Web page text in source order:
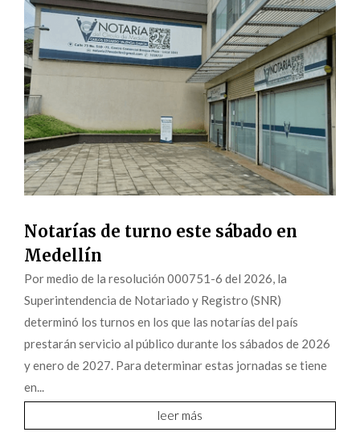
Notarías de turno este sábado en
Medellín
Por medio de la resolución 000751-6 del 2026, la
Superintendencia de Notariado y Registro (SNR)
determinó los turnos en los que las notarías del país
prestarán servicio al público durante los sábados de 2026
y enero de 2027. Para determinar estas jornadas se tiene
en...
leer más